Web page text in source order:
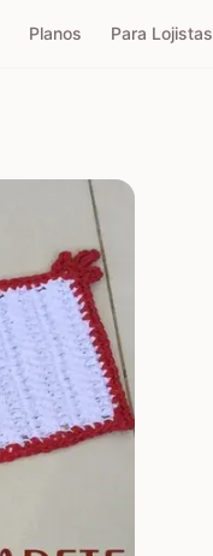
Planos Para Lojistas